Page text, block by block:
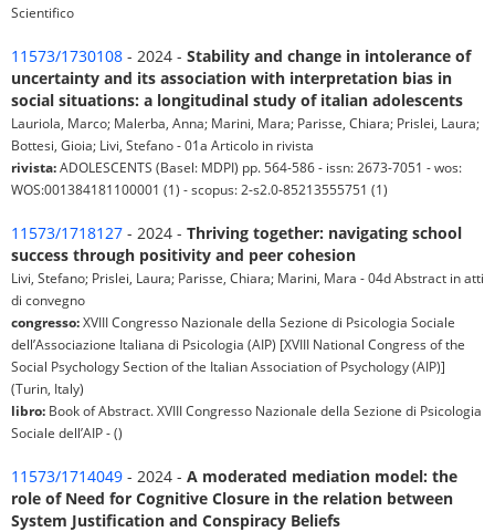
Scientifico
11573/1730108 - 2024 - Stability and change in intolerance of
uncertainty and its association with interpretation bias in
social situations: a longitudinal study of italian adolescents
Lauriola, Marco; Malerba, Anna; Marini, Mara; Parisse, Chiara; Prislei, Laura;
Bottesi, Gioia; Livi, Stefano - 01a Articolo in rivista
rivista:ADOLESCENTS (Basel: MDPI) pp. 564-586 - issn: 2673-7051 - wos:
WOS:001384181100001 (1) - scopus: 2-s2.0-85213555751 (1)
11573/1718127 - 2024 - Thriving together: navigating school
success through positivity and peer cohesion
Livi, Stefano; Prislei, Laura; Parisse, Chiara; Marini, Mara - 04d Abstract in atti
di convegno
congresso:XVIII Congresso Nazionale della Sezione di Psicologia Sociale
dell’Associazione Italiana di Psicologia (AIP) [XVIII National Congress of the
Social Psychology Section of the Italian Association of Psychology (AIP)]
(Turin, Italy)
libro: Book of Abstract. XVIII Congresso Nazionale della Sezione di Psicologia
Sociale dell’AIP - ()
11573/1714049 - 2024 - A moderated mediation model: the
role of Need for Cognitive Closure in the relation between
System Justification and Conspiracy Beliefs